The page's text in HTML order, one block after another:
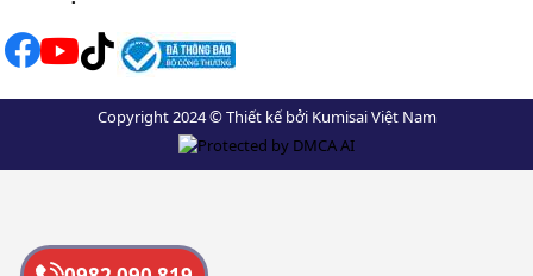
Copyright 2024 © Thiết kế bởi Kumisai Việt Nam